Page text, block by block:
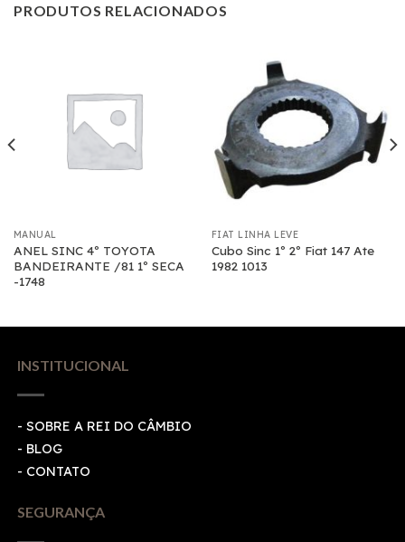
PRODUTOS RELACIONADOS
MANUAL
ANEL SINC 4º TOYOTA
BANDEIRANTE /81 1º SECA
-1748
FIAT LINHA LEVE
Cubo Sinc 1º 2º Fiat 147 Ate
1982 1013
INSTITUCIONAL
- SOBRE A REI DO CÂMBIO
- BLOG
- CONTATO
SEGURANÇA